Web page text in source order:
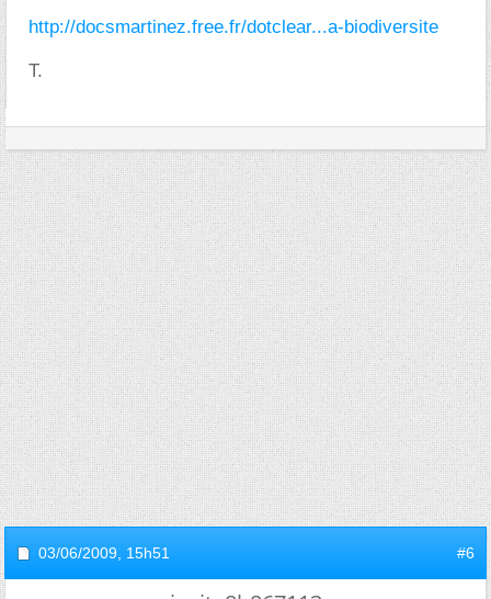
http://docsmartinez.free.fr/dotclear...a-biodiversite
T.
03/06/2009, 15h51 #6